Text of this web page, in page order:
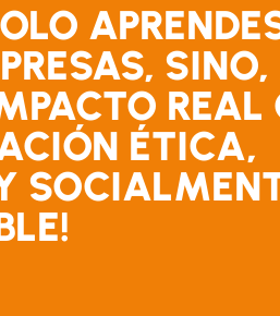
REAL
ÉTICA,